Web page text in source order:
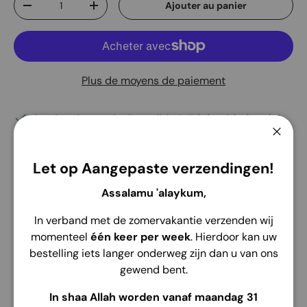
Diminuer la quantitéAugmenter la quantitéAjouter au panier
Plus de moyens de paiement
Service de retrait disponible àEdelsmidsdreef 4
Description Envoi Retour
De Kinder Abaya Hanah
Airplow Crinklestof die licht en ademend is. Het heeft
Let op Aangepaste verzendingen!
Assalamu 'alaykum,
In verband met de zomervakantie verzenden wij
momenteel één keer per week. Hierdoor kan uw
bestelling iets langer onderweg zijn dan u van ons
gewend bent.
In shaa Allah worden vanaf maandag 31